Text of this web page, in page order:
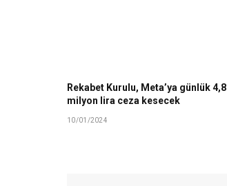
Rekabet Kurulu, Meta’ya günlük 4,8
milyon lira ceza kesecek
10/01/2024